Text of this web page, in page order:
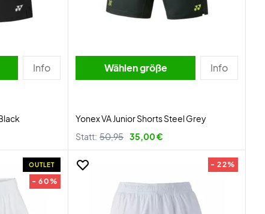
Info Wählen größe Info
Yonex VA Junior Shorts Steel Grey
Statt: 50,95 35,00 €
OUTLET
- 60%
- 22%